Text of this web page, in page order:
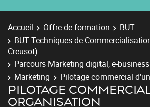
Accueil Offre de formation
BUT
BUT Techniques de
Creusot)
Parcours Marketing digital, e-
Marketing
Pilotage commercial
PILOTAGE
ORGANISATION